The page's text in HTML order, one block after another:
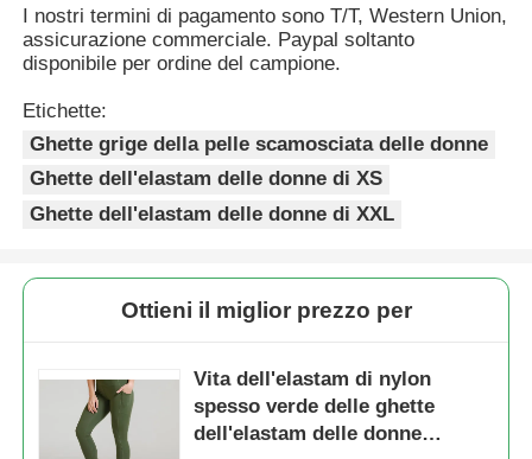
I nostri termini di pagamento sono T/T, Western Union,
assicurazione commerciale. Paypal soltanto
disponibile per ordine del campione.
Etichette:
Ghette grige della pelle scamosciata delle donne
Ghette dell'elastam delle donne di XS
Ghette dell'elastam delle donne di XXL
Ottieni il miglior prezzo per
Vita dell'elastam di nylon
spesso verde delle ghette
dell'elastam delle donne